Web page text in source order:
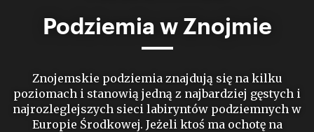
Podziemia w Znojmie
Znojemskie podziemia znajdują się na kilku
poziomach i stanowią jedną z najbardziej gęstych i
najrozleglejszych sieci labiryntów podziemnych w
Europie Środkowej. Jeżeli ktoś ma ochotę na